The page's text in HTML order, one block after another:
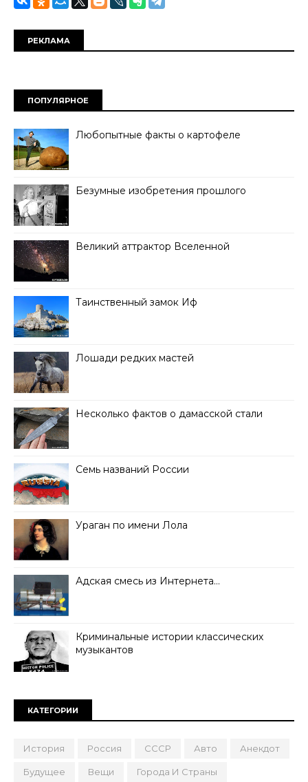
РЕКЛАМА
ПОПУЛЯРНОЕ
Любопытные факты о картофеле
Безумные изобретения прошлого
Великий аттрактор Вселенной
Таинственный замок Иф
Лошади редких мастей
Несколько фактов о дамасской стали
Семь названий России
Ураган по имени Лола
Адская смесь из Интернета…
Криминальные истории классических
музыкантов
КАТЕГОРИИ
История Россия СССР Авто Анекдот
Будущее Вещи Города И Страны